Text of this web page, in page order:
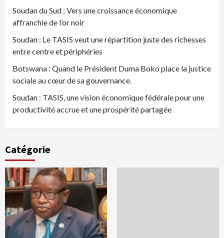
Soudan du Sud : Vers une croissance économique
affranchie de l’or noir
Soudan : Le TASIS veut une répartition juste des richesses
entre centre et périphéries
Botswana : Quand le Président Duma Boko place la justice
sociale au cœur de sa gouvernance.
Soudan : TASIS, une vision économique fédérale pour une
productivité accrue et une prospérité partagée
Catégorie